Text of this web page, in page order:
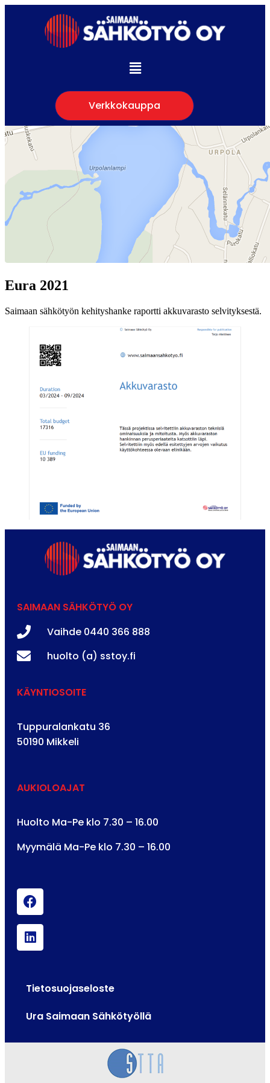
Verkkokauppa
Eura 2021
Saimaan sähkötyön kehityshanke raportti akkuvarasto selvityksestä.
SAIMAAN SÄHKÖTYÖ OY
Vaihde 0440 366 888
huolto (a) sstoy.fi
KÄYNTIOSOITE
Tuppuralankatu 36
50190 Mikkeli
AUKIOLOAJAT
Huolto Ma-Pe klo 7.30 – 16.00
Myymälä Ma-Pe klo 7.30 – 16.00
Tietosuojaseloste
Ura Saimaan Sähkötyöllä